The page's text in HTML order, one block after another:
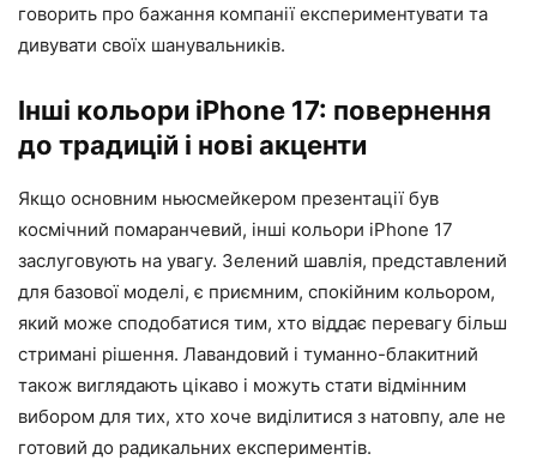
говорить про бажання компанії експериментувати та
дивувати своїх шанувальників.
Інші кольори iPhone 17: повернення
до традицій і нові акценти
Якщо основним ньюсмейкером презентації був
космічний помаранчевий, інші кольори iPhone 17
заслуговують на увагу. Зелений шавлія, представлений
для базової моделі, є приємним, спокійним кольором,
який може сподобатися тим, хто віддає перевагу більш
стримані рішення. Лавандовий і туманно-блакитний
також виглядають цікаво і можуть стати відмінним
вибором для тих, хто хоче виділитися з натовпу, але не
готовий до радикальних експериментів.